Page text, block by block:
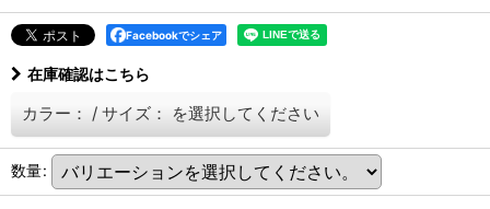
Facebookでシェア
在庫確認はこちら
カラー： / サイズ： を選択してください
数量: